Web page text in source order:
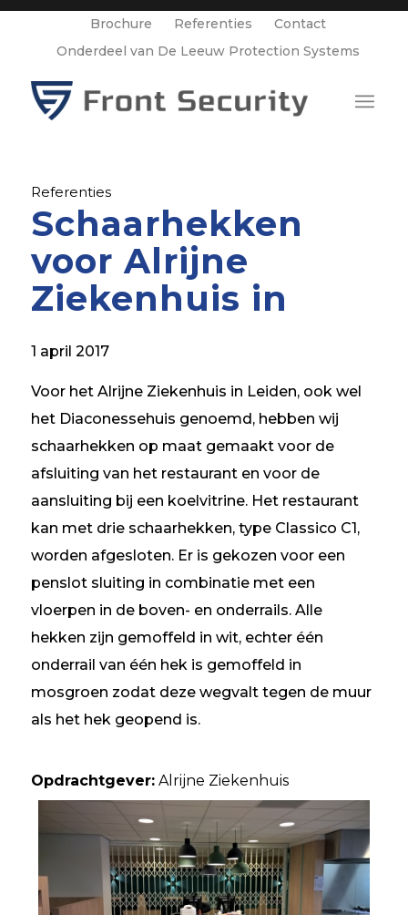
Brochure Referenties
Contact
Onderdeel van De Leeuw Protection Systems
Referenties
Schaarhekken
voor Alrijne
Ziekenhuis in
1 april 2017
Voor het Alrijne Ziekenhuis in Leiden, ook wel
het Diaconessehuis genoemd, hebben wij
schaarhekken op maat gemaakt voor de
afsluiting van het restaurant en voor de
aansluiting bij een koelvitrine. Het restaurant
kan met drie schaarhekken, type Classico C1,
worden afgesloten. Er is gekozen voor een
penslot sluiting in combinatie met een
vloerpen in de boven- en onderrails. Alle
hekken zijn gemoffeld in wit, echter één
onderrail van één hek is gemoffeld in
mosgroen zodat deze wegvalt tegen de muur
als het hek geopend is.
Opdrachtgever:Alrijne Ziekenhuis